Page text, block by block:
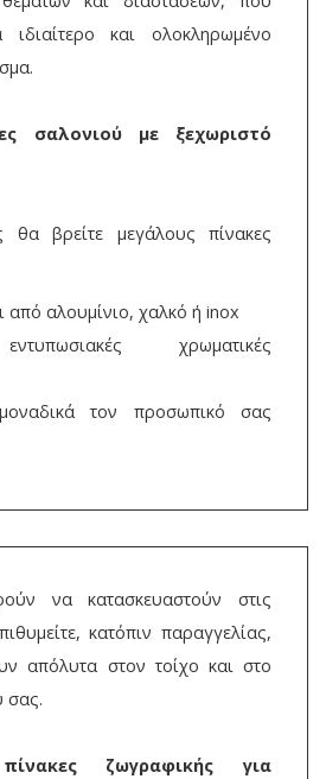
και ολοκληρωμένο
σαλονιού με ξεχωριστό
βρείτε μεγάλους πίνακες
από αλουμίνιο, χαλκό ή inox
χρωματικές
τον προσωπικό σας
να κατασκευαστούν στις
κατόπιν παραγγελίας,
απόλυτα στον τοίχο και στο
σας.
ζωγραφικής για